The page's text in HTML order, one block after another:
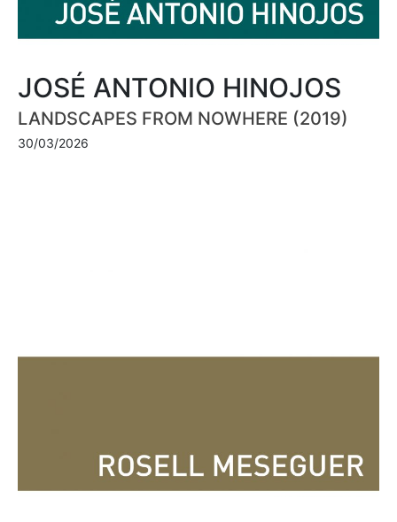
JOSÉ ANTONIO HINOJOS
LANDSCAPES FROM NOWHERE (2019)
30/03/2026